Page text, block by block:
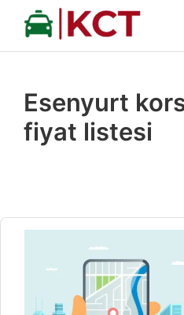
İçeriğe
Esenyurt
fiyat listesi